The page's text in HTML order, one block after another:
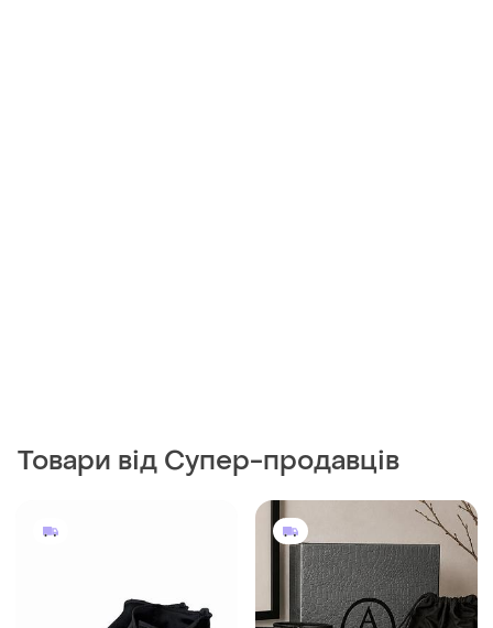
Товари від Супер-продавців